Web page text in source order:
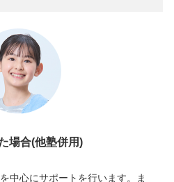
場合(他塾併用)
中心にサポートを行います。ま